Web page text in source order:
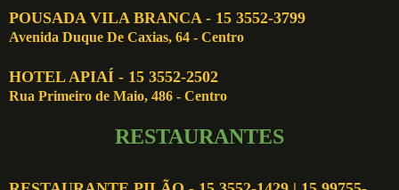
POUSADA VILA BRANCA - 15 3552-3799
Avenida Duque De Caxias, 64 - Centro
HOTEL APIAÍ - 15 3552-2502
Rua Primeiro de Maio, 486 - Centro
RESTAURANTES